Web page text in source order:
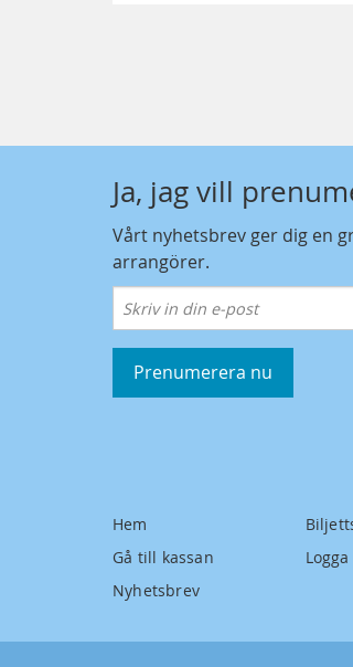
Ja, jag vill
Vårt nyhetsbrev ger dig en
arrangörer.
Prenumerera nu
Hem
Gå till kassan
Nyhetsbrev